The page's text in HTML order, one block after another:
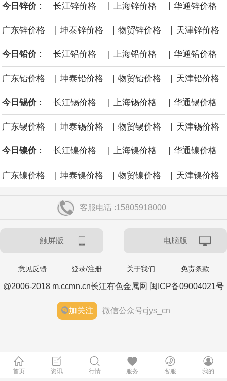
格。
今日锌价 : 长江锌价格 上海锌价格 华通锌价格
广东锌价格 | 坤泰锌价格 | 物贸锌价格 | 天津锌价格
今日铅价 : 长江铅价格 | 上海铅价格 | 华通铅价格
广东铅价格 坤泰铅价格 物贸铅价格 天津铅价格
今日锡价 : 长江锡价格 | 上海锡价格 | 华通锡价格
广东锡价格 坤泰锡价格 物贸锡价格 天津锡价格
今日镍价 : 长江镍价格 | 上海镍价格 | 华通镍价格
广东镍价格 | 坤泰镍价格 | 物贸镍价格 | 天津镍价格
客服电话 :15805918000
触屏版 电脑版
意见反馈 登录/注册 关于我们 免责条款
@2006-2018 m.ccmn.cn长江有色金属网 闽ICP备09004021号
加关注 微信公众号cjys_cn
首页 资讯 行情 服务 客服 我的